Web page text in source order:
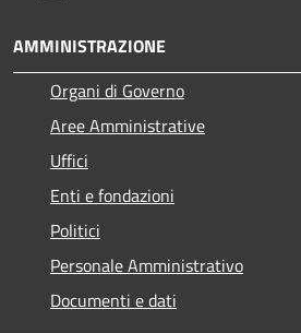
AMMINISTRAZIONE
Organi di Governo
Aree Amministrative
Uffici
Enti e fondazioni
Politici
Personale Amministrativo
Documenti e dati